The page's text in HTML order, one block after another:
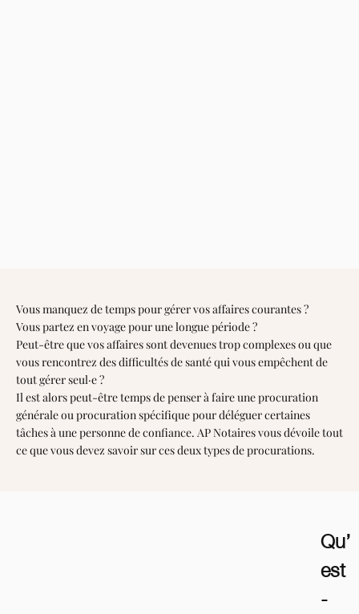
Vous manquez de temps pour gérer vos affaires courantes ?
Vous partez en voyage pour une longue période ?
Peut-être que vos affaires sont devenues trop complexes ou que
vous rencontrez des difficultés de santé qui vous empêchent de
tout gérer seul·e ?
Il est alors peut-être temps de penser à faire une procuration
générale ou procuration spécifique pour déléguer certaines
tâches à une personne de confiance. AP Notairesvous dévoile tout
ce que vous devez savoir sur ces deux types de procurations.
Qu’
est
-